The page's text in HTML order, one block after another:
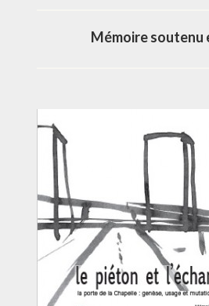
Mémoire soutenu